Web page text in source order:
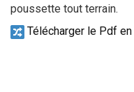
poussette tout terrain.
Télécharger le Pdf